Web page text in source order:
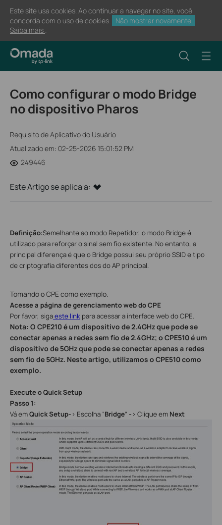
Este site usa cookies. Ao continuar a navegar no site, você
concorda com o uso de cookies.
Não mostrar novamente
Saiba mais .
Como configurar o modo Bridge
no dispositivo Pharos
Requisito de Aplicativo do Usuário
Atualizado em: 02-25-2026 15:01:52 PM
249446
Este Artigo se aplica a:
Definição:Semelhante ao modo Repetidor, o modo Bridge é
utilizado para reforçar o sinal sem fio existente. No entanto, a
principal diferença é que o Bridge possui seu próprio SSID e tipo
de criptografia diferentes dos do AP principal.
Tomando o CPE como exemplo.
Acesse a página de gerenciamento web do CPE
Por favor, sigaeste link para acessar a interface web do CPE.
Nota: O CPE210 é um dispositivo de 2.4GHz que pode se
conectar apenas a redes sem fio de 2.4GHz; o CPE510 é um
dispositivo de 5GHz que pode se conectar apenas a redes
sem fio de 5GHz. Neste artigo, utilizamos o CPE510 como
exemplo.
Execute o Quick Setup
Passo 1:
Vá emQuick Setup- > Escolha “Bridge” - > Clique em Next